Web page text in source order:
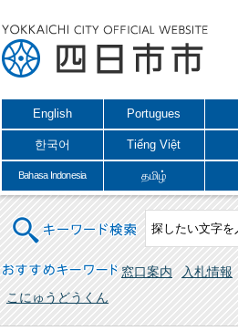
English Portugues
한국어 Tiếng Việt
Bahasa Indonesia தமிழ்
キーワード検索
おすすめキーワード 窓口案内 入札情報
こにゅうどうくん